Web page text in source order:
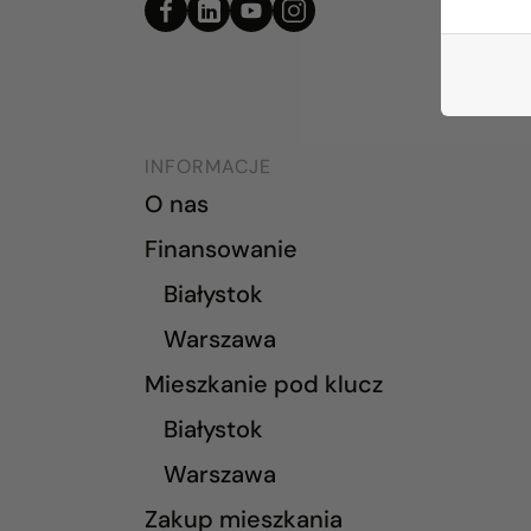
INFORMACJE
O nas
Finansowanie
Białystok
Warszawa
Mieszkanie pod klucz
Białystok
Warszawa
Zakup mieszkania